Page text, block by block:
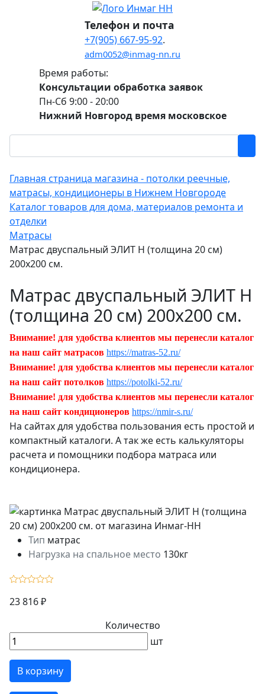
Телефон и почта
+7(905) 667-95-92.
adm0052@inmag-nn.ru
Время работы:
Консультации обработка заявок
Пн-Сб 9:00 - 20:00
Нижний Новгород время московское
Главная страница магазина - потолки реечные,
матрасы, кондиционеры в Нижнем Новгороде
Каталог товаров для дома, материалов ремонта и
отделки
Матрасы
Матрас двуспальный ЭЛИТ Н (толщина 20 см)
200х200 см.
Матрас двуспальный ЭЛИТ Н
(толщина 20 см) 200х200 см.
Внимание! для удобства клиентов мы перенесли каталог
на наш сайт матрасов https://matras-52.ru/
Внимание! для удобства клиентов мы перенесли каталог
на наш сайт потолков https://potolki-52.ru/
Внимание! для удобства клиентов мы перенесли каталог
на наш сайт кондиционеров https://nmir-s.ru/
На сайтах для удобства пользования есть простой и
компактный каталоги. А так же есть калькуляторы
расчета и помощники подбора матраса или
кондиционера.
Тип матрас
Нагрузка на спальное место 130кг
23 816 ₽
Количество
шт
В корзину